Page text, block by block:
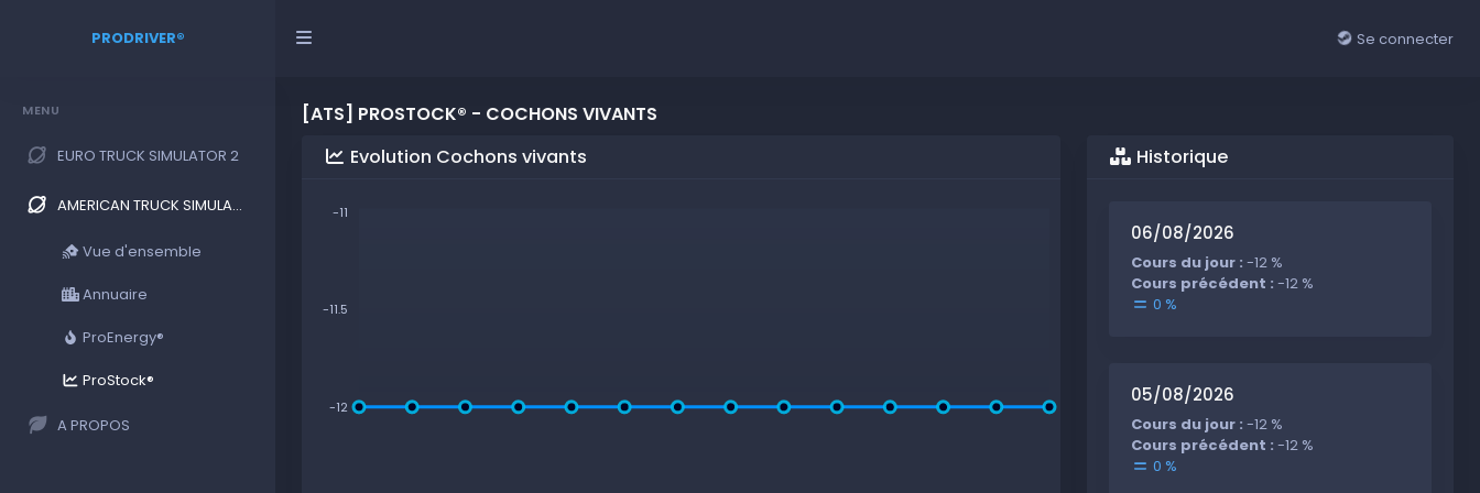
PRODRIVER® Se connecter
MENU
EURO TRUCK SIMULATOR 2
AMERICAN TRUCK SIMULATOR
Vue d'ensemble
Annuaire
ProEnergy®
ProStock®
A PROPOS
[ATS] PROSTOCK® - COCHONS VIVANTS
Evolution Cochons vivants
-11
-11.5
-12
Historique
06/08/2026
Cours du jour :-12 %
Cours précédent :-12 %
0 %
05/08/2026
Cours du jour :-12 %
Cours précédent :-12 %
0 %